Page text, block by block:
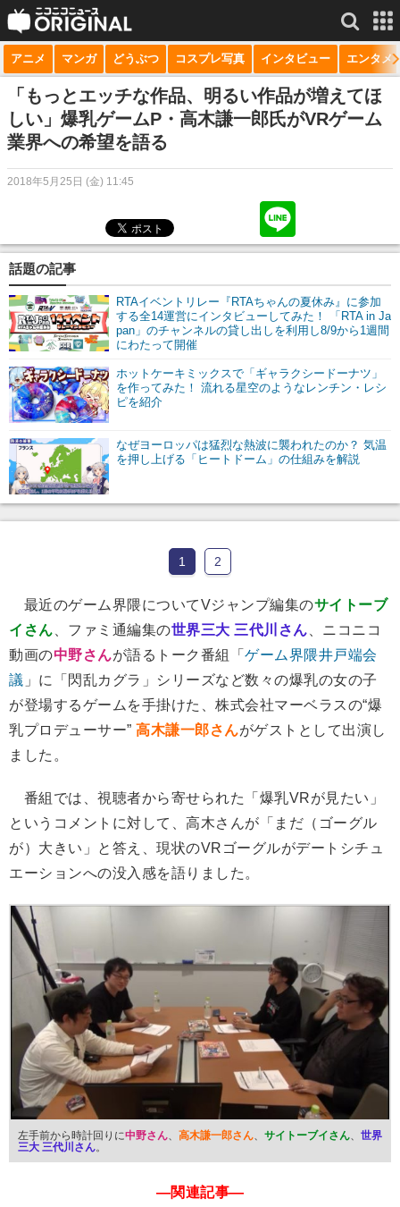
サービス一覧 もっと見る
niconico
動画
生放送
マンガ
ニコニコQ
アニメ マンガ どうぶつ コスプレ写真 インタビュー エンタメ
「もっとエッチな作品、明るい作品が増えてほ
しい」爆乳ゲームP・高木謙一郎氏がVRゲーム
業界への希望を語る
2018年5月25日 (金) 11:45
話題の記事
RTAイベントリレー『RTAちゃんの夏休み』に参加
する全14運営にインタビューしてみた！ 「RTA in Ja
pan」のチャンネルの貸し出しを利用し8/9から1週間
にわたって開催
ホットケーキミックスで「ギャラクシードーナツ」
を作ってみた！ 流れる星空のようなレンチン・レシ
ピを紹介
なぜヨーロッパは猛烈な熱波に襲われたのか？ 気温
を押し上げる「ヒートドーム」の仕組みを解説
1 2
最近のゲーム界隈についてVジャンプ編集のサイトーブ
イさん 、ファミ通編集の世界三大 三代川さん 、ニコニコ
動画の中野さんが語るトーク番組「 ゲーム界隈井戸端会
議 」に「閃乱カグラ」シリーズなど数々の爆乳の女の子
が登場するゲームを手掛けた、株式会社マーベラスの“爆
乳プロデューサー” 高木謙一郎さんがゲストとして出演し
ました。
番組では、視聴者から寄せられた「爆乳VRが見たい」
というコメントに対して、高木さんが「まだ（ゴーグル
が）大きい」と答え、現状のVRゴーグルがデートシチュ
エーションへの没入感を語りました。
左手前から時計回りに中野さん、 高木謙一郎さん、 サイトーブイさん、 世界
三大 三代川さん。
―関連記事―